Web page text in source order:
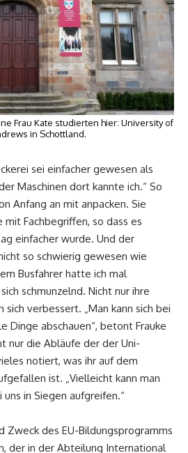
Frau Kate studierten hier: University of
in Schottland.
sei einfacher gewesen als
Maschinen dort kannte ich.“ So
Anfang an mit anpacken. Sie
Fachbegriffen, so dass es
einfacher wurde. Und der
so schwierig gewesen wie
Busfahrer hatte ich mal
schmunzelnd. Nicht nur ihre
sich verbessert. „Man kann sich bei
Dinge abschauen“, betont Frauke
nur die Abläufe der der Uni-
notiert, was ihr auf dem
ist. „Vielleicht kann man
in Siegen aufgreifen.“
Zweck des EU-Bildungsprogramms
der in der Abteilung International